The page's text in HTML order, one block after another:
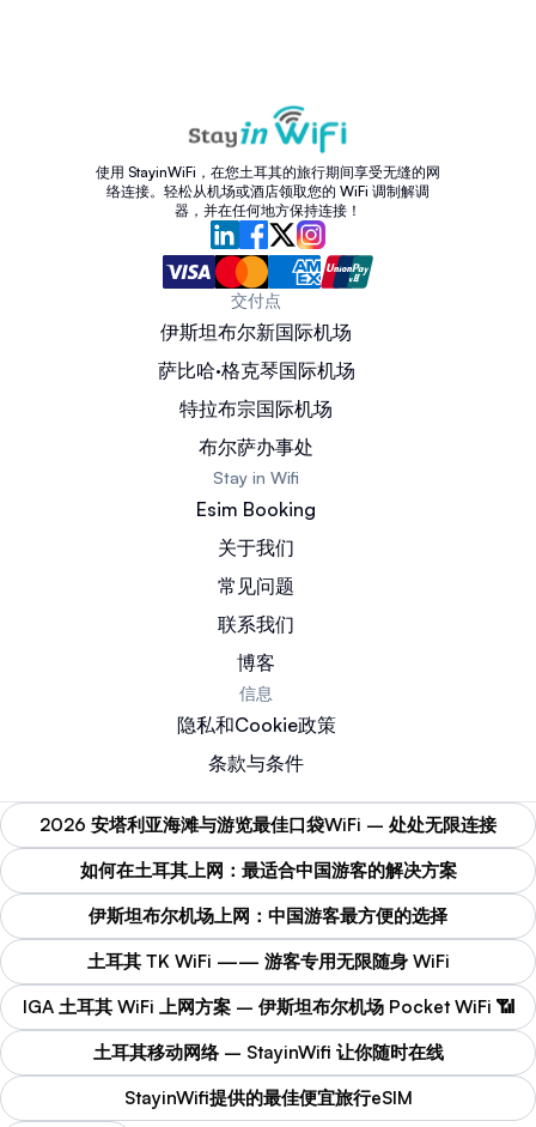
使用 StayinWiFi，在您土耳其的旅行期间享受无缝的网
络连接。轻松从机场或酒店领取您的 WiFi 调制解调
器，并在任何地方保持连接！
交付点
伊斯坦布尔新国际机场
萨比哈·格克琴国际机场
特拉布宗国际机场
布尔萨办事处
Stay in Wifi
Esim Booking
关于我们
常见问题
联系我们
博客
信息
隐私和Cookie政策
条款与条件
2026 安塔利亚海滩与游览最佳口袋WiFi – 处处无限连接
如何在土耳其上网：最适合中国游客的解决方案
伊斯坦布尔机场上网：中国游客最方便的选择
土耳其 TK WiFi —— 游客专用无限随身 WiFi
IGA 土耳其 WiFi 上网方案 – 伊斯坦布尔机场 Pocket WiFi 📶
土耳其移动网络 – StayinWifi 让你随时在线
StayinWifi提供的最佳便宜旅行eSIM